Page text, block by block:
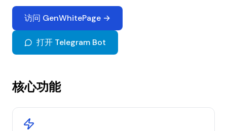
访问 GenWhitePage →
打开 Telegram Bot
核心功能